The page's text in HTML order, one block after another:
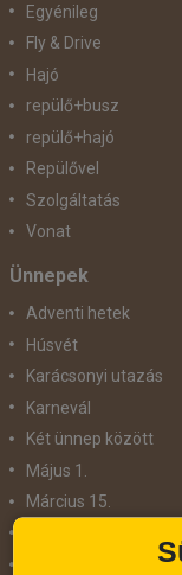
Egyénileg
Fly & Drive
Hajó
repülő+busz
repülő+hajó
Repülővel
Szolgáltatás
Vonat
Ünnepek
Adventi hetek
Húsvét
Karácsonyi utazás
Karnevál
Két ünnep között
Május 1.
Március 15.